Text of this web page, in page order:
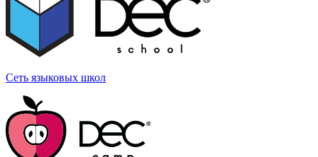
Сеть языковых школ